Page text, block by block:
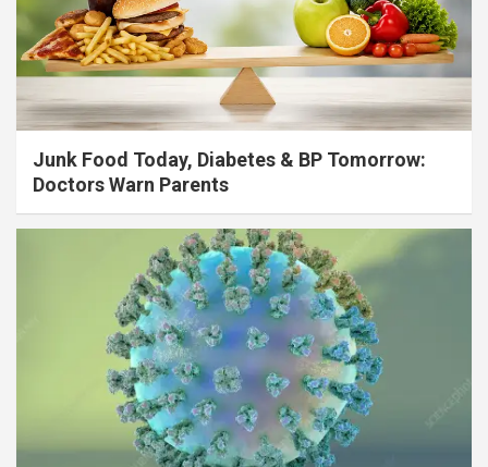
Junk Food Today, Diabetes & BP Tomorrow:
Doctors Warn Parents